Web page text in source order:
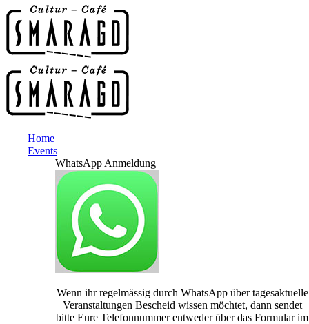
Home
Events
WhatsApp Anmeldung
Wenn ihr regelmässig durch WhatsApp über tagesaktuelle
Veranstaltungen Bescheid wissen möchtet, dann sendet
bitte Eure Telefonnummer entweder über das Formular im